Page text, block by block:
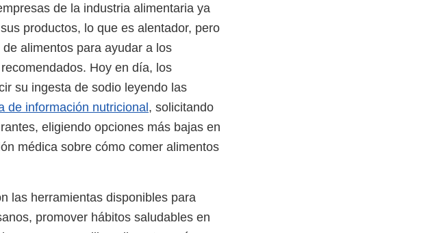
de la industria alimentaria ya
productos, lo que es alentador, pero
alimentos para ayudar a los
Hoy en día, los
su ingesta de sodio leyendo las
de información nutricional, solicitando
eligiendo opciones más bajas en
médica sobre cómo comer alimentos
las herramientas disponibles para
promover hábitos saludables en